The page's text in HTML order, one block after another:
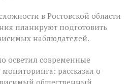
в Ростовской области
планируют подготовить
наблюдателей.
осветил современные
рассказал о
общественный